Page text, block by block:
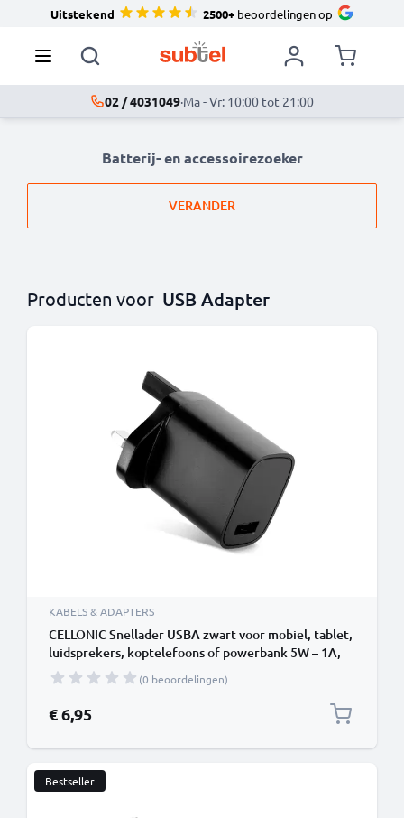
Uitstekend 2500+beoordelingen op
02 / 4031049·Ma - Vr: 10:00 tot 21:00
Batterij- en accessoirezoeker
VERANDER
Producten voor USB Adapter
KABELS & ADAPTERS
CELLONIC Snellader USBA zwart voor mobiel, tablet,
luidsprekers, koptelefoons of powerbank 5W – 1A,
USB-stroomadapter voor het VK
(0 beoordelingen)
€ 6,95
Bestseller